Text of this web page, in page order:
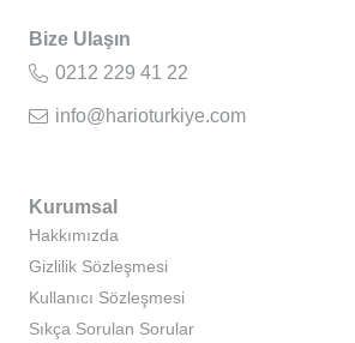
Bize Ulaşın
0212 229 41 22
info@harioturkiye.com
Kurumsal
Hakkımızda
Gizlilik Sözleşmesi
Kullanıcı Sözleşmesi
Sıkça Sorulan Sorular